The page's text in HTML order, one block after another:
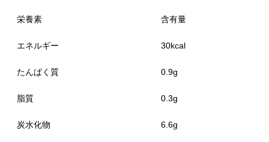
栄養素 含有量
エネルギー 30kcal
たんぱく質 0.9g
脂質 0.3g
炭水化物 6.6g